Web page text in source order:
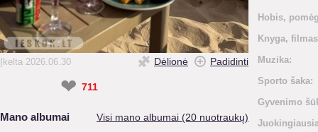
Įkelta 2026.06.30 Dėlionė Padidinti
❤ 711
Mano albumai Visi mano albumai (20 nuotraukų)
Hobis,
Knyga,
Muzika:
Sporto šaka:
Gyvenimo